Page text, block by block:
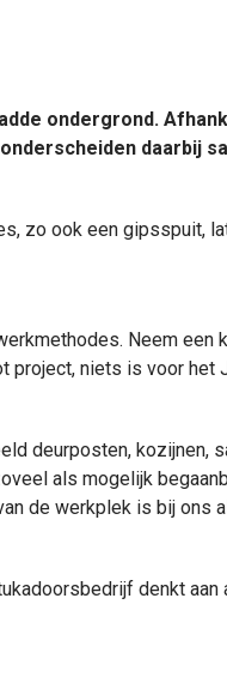
ondergrond.
daarbij
zo ook een gipsspuit,
Neem een
project, niets is voor het
deurposten, kozijnen,
als mogelijk
de werkplek is bij ons
denkt aan